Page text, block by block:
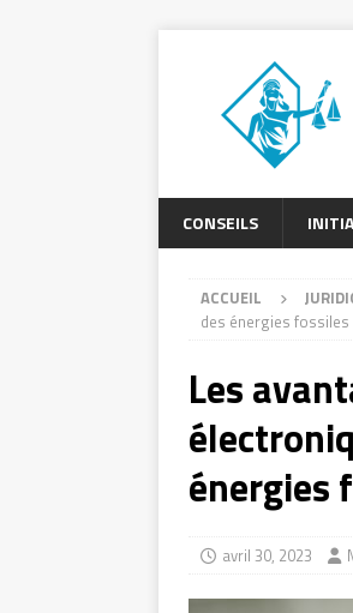
CONSEILS
ACCUEIL
des énergies fossiles
Les
énergies
avril 30, 2023